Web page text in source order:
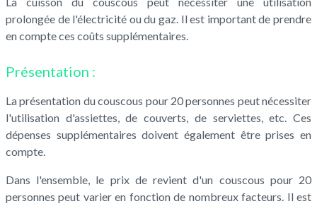
prolongée de l'électricité ou du gaz. Il est important de prendre
en compte ces coûts supplémentaires.
Présentation :
La présentation du couscous pour 20 personnes peut nécessiter
l'utilisation d'assiettes, de couverts, de serviettes, etc. Ces
dépenses supplémentaires doivent également être prises en
compte.
Dans l'ensemble, le prix de revient d'un couscous pour 20
personnes peut varier en fonction de nombreux facteurs. Il est